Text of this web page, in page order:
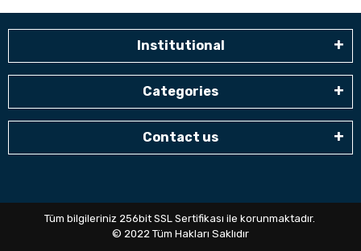
Institutional
Categories
Contact us
Tüm bilgileriniz 256bit SSL Sertifikası ile korunmaktadır.
© 2022 Tüm Hakları Saklıdır